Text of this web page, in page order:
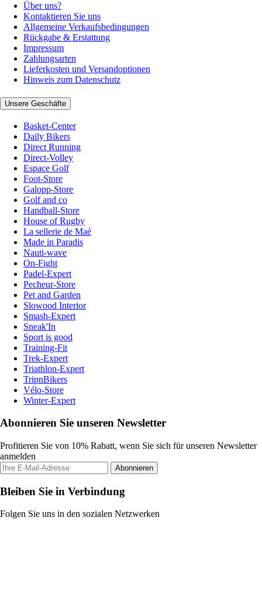
Über uns?
Kontaktieren Sie uns
Allgemeine Verkaufsbedingungen
Rückgabe & Erstattung
Impressum
Zahlungsarten
Lieferkosten und Versandoptionen
Hinweis zum Datenschutz
Unsere Geschäfte
Basket-Center
Daily Bikers
Direct Running
Direct-Volley
Espace Golf
Foot-Store
Galopp-Store
Golf and co
Handball-Store
House of Rugby
La sellerie de Maé
Made in Paradis
Nauti-wave
On-Fight
Padel-Expert
Pecheur-Store
Pet and Garden
Slowood Interior
Smash-Expert
Sneak'In
Sport is good
Training-Fit
Trek-Expert
Triathlon-Expert
TripnBikers
Vélo-Store
Winter-Expert
Abonnieren Sie unseren Newsletter
Profitieren Sie von 10% Rabatt, wenn Sie sich für unseren Newsletter
anmelden
Abonnieren
Bleiben Sie in Verbindung
Folgen Sie uns in den sozialen Netzwerken